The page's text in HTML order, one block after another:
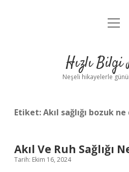
Anasayfa
Yasal
Hızlı Bilgi
Neşeli hikayelerle
Etiket:Akıl sağlığı bozuk
Akıl Ve Ruh Sağlığı
Tarih: Ekim 16, 2024